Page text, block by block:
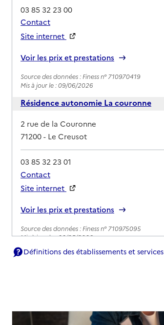
03 85 32 23 00
Contact
Site internet
Voir les prix et prestations
Source des données : Finess n° 710970419
Mis à jour le : 09/06/2026
Résidence autonomie La couronne
Adresse
2 rue de la Couronne
71200- Le Creusot
03 85 32 23 01
Contact
Site internet
Voir les prix et prestations
Source des données : Finess n° 710975095
Mis à jour le : 22/05/2026
Définitions des établissements et services